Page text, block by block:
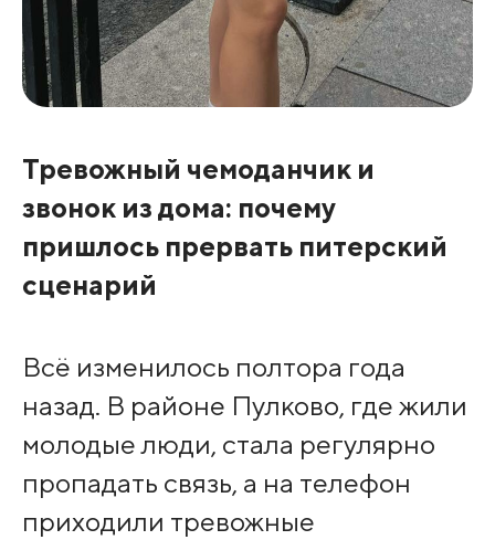
Тревожный чемоданчик и
звонок из дома: почему
пришлось прервать питерский
сценарий
Всё изменилось полтора года
назад. В районе Пулково, где жили
молодые люди, стала регулярно
пропадать связь, а на телефон
приходили тревожные